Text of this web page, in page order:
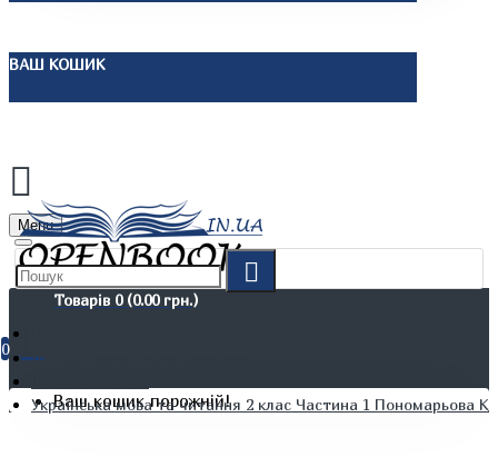
ВАШ КОШИК
Menu
Товарів 0 (0.00 грн.)
0
Ваш кошик порожній!
Дітям. Навчання та дозвілля
Українська мова та читання 2 клас Частина 1 Пономарьова